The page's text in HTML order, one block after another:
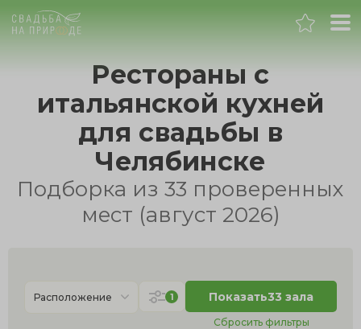
Челябинск
Банкет
День рождения
Рестораны с
итальянской кухней
для свадьбы в
Челябинске
Подборка из 33 проверенных
мест (август 2026)
Расположение 1 Показать33 зала
Сбросить фильтры